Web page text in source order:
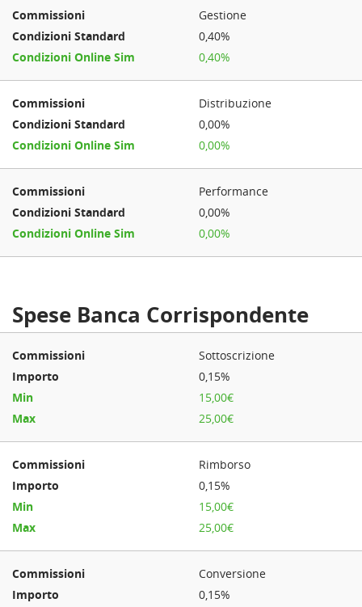
Gestione
0,40%
0,40%
Distribuzione
0,00%
0,00%
Performance
0,00%
0,00%
Spese Banca Corrispondente
Sottoscrizione
0,15%
15,00€
25,00€
Rimborso
0,15%
15,00€
25,00€
Conversione
0,15%